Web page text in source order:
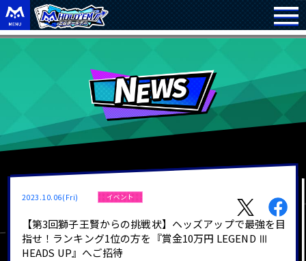
2023.10.06(Fri) イベント
【第3回獅子王賢からの挑戦状】ヘッズアップで最強を目
指せ！ランキング1位の方を『賞金10万円 LEGEND Ⅲ
HEADS UP』へご招待